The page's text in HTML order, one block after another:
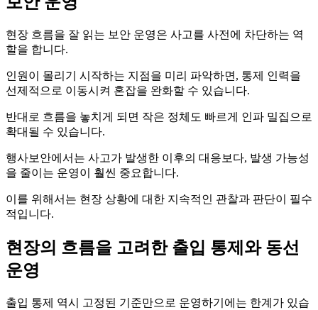
현장 흐름을 잘 읽는 보안 운영은 사고를 사전에 차단하는 역
할을 합니다.
인원이 몰리기 시작하는 지점을 미리 파악하면, 통제 인력을
선제적으로 이동시켜 혼잡을 완화할 수 있습니다.
반대로 흐름을 놓치게 되면 작은 정체도 빠르게 인파 밀집으로
확대될 수 있습니다.
행사보안에서는 사고가 발생한 이후의 대응보다, 발생 가능성
을 줄이는 운영이 훨씬 중요합니다.
이를 위해서는 현장 상황에 대한 지속적인 관찰과 판단이 필수
적입니다.
현장의 흐름을 고려한 출입 통제와 동선
운영
출입 통제 역시 고정된 기준만으로 운영하기에는 한계가 있습